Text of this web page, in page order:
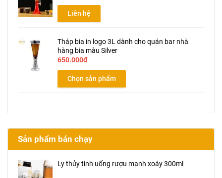
Liên hệ
Tháp bia in logo 3L dành cho quán bar nhà
hàng bia màu Silver
650.000đ
Chọn sản phẩm
Sản phẩm bán chạy
Ly thủy tinh uống rượu mạnh xoáy 300ml